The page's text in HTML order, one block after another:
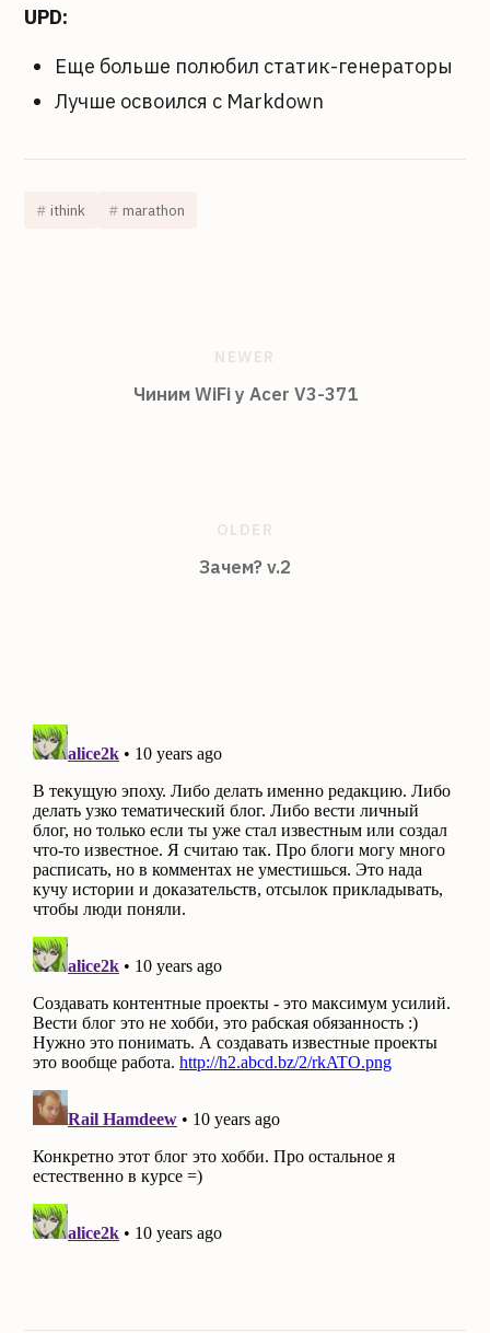
UPD:
Еще больше полюбил статик-генераторы
Лучше освоился с Markdown
ithink marathon
NEWER
Чиним WiFi у Acer V3-371
OLDER
Зачем? v.2